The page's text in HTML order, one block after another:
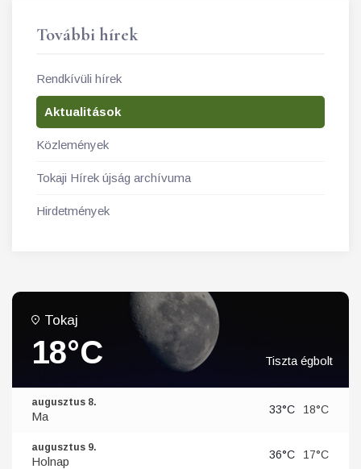
További hírek
Rendkívüli hírek
Aktualitások
Közlemények
Tokaji Hírek újság archívuma
Hirdetmények
Tokaj
18°C Tiszta égbolt
augusztus 8.
Ma 33°C 18°C
augusztus 9.
Holnap 36°C 17°C